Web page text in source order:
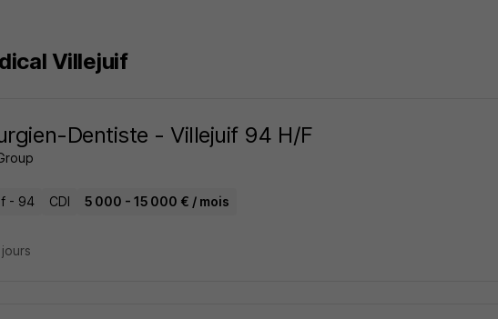
Villejuif
Dentiste - Villejuif 94 H/F
- 94 CDI 5 000 - 15 000 € / mois